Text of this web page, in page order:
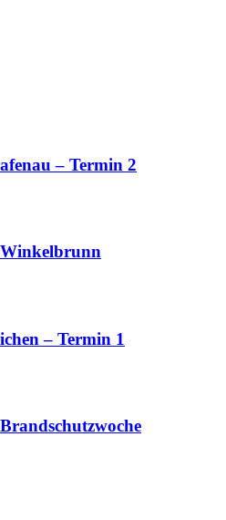
– Termin 2
Winkelbrunn
– Termin 1